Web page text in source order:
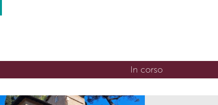
In corso(scheda attiva)